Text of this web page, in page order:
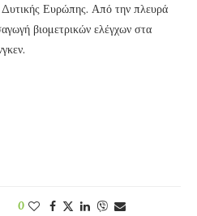
Ευρώπης. Από την πλευρά
βιομετρικών ελέγχων στα
0